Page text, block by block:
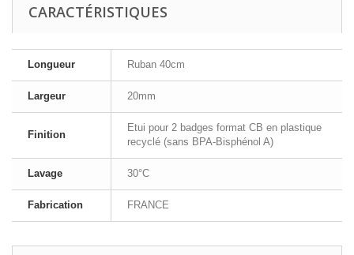
CARACTÉRISTIQUES
Longueur Ruban 40cm
Largeur 20mm
Finition
Etui pour 2 badges format CB en plastique
recyclé (sans BPA-Bisphénol A)
Lavage 30°C
Fabrication FRANCE